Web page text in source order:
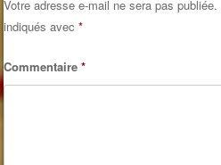
Votre adresse e-mail ne sera pas publiée.
indiqués avec*
Commentaire*